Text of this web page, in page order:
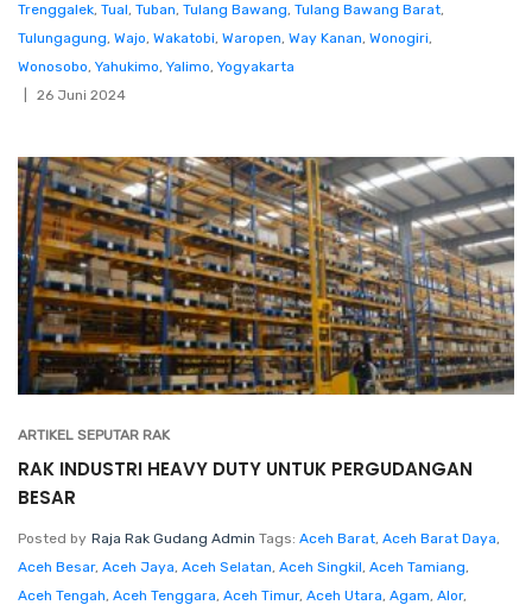
Trenggalek, Tual, Tuban, Tulang Bawang, Tulang Bawang Barat,
Tulungagung, Wajo, Wakatobi, Waropen, Way Kanan, Wonogiri,
Wonosobo, Yahukimo, Yalimo, Yogyakarta
26 Juni 2024
ARTIKEL SEPUTAR RAK
RAK INDUSTRI HEAVY DUTY UNTUK PERGUDANGAN
BESAR
Posted by Raja Rak Gudang Admin Tags: Aceh Barat, Aceh Barat Daya,
Aceh Besar, Aceh Jaya, Aceh Selatan, Aceh Singkil, Aceh Tamiang,
Aceh Tengah, Aceh Tenggara, Aceh Timur, Aceh Utara, Agam, Alor,